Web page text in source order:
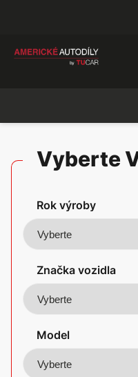
Vyberte
Rok výroby
Značka vozidla
Model